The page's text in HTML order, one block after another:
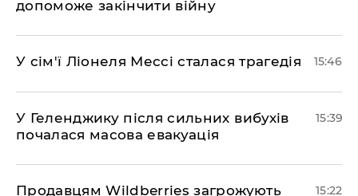
допоможе закінчити війну
У сім'ї Ліонеля Мессі сталася трагедія 15:46
У Геленджику після сильних вибухів
почалася масова евакуація
15:39
Продавцям Wildberries загрожують
15:22